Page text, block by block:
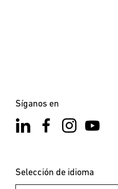
Síganos en
Selección de idioma